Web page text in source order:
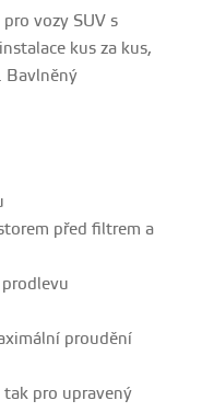
vozy SUV s
kus za kus,
Bavlněný
před filtrem a
proudění
pro upravený